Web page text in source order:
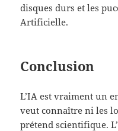
disques durs et les
Artificielle.
Conclusion
L’IA est vraiment un
veut connaître ni les
prétend scientifique.